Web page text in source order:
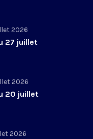
2026
27 juillet
2026
20 juillet
2026